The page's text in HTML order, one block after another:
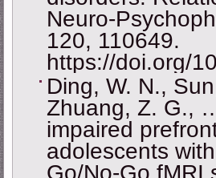
Neuro-
120, 110649.
https://doi.org/
Ding, W. N.,
Zhuang, Z. G.,
impaired
adolescents
Go/No-Go fMRI